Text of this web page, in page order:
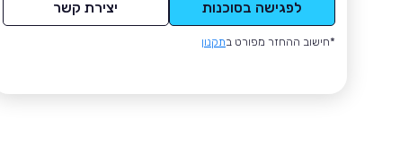
לפגישה בסוכנות יצירת קשר
*חישוב ההחזר מפורט בתקנון